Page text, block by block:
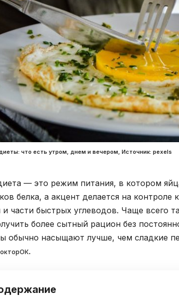
что есть утром, днем и вечером, Источник: pexels
— это режим питания, в котором
белка, а акцент делается на
и части быстрых углеводов. Чаще всего
более сытный рацион без
обычно насыщают лучше, чем сладкие
.